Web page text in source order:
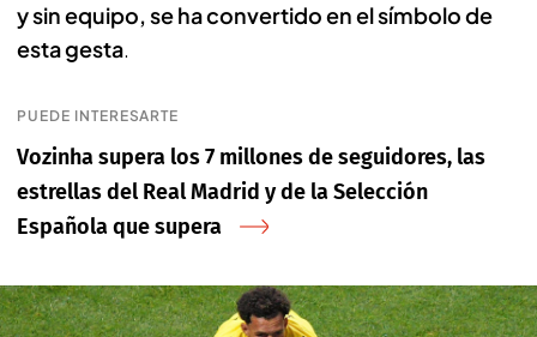
y sin equipo, se ha convertido en el símbolo de
esta gesta.
PUEDE INTERESARTE
Vozinha supera los 7 millones de seguidores, las
estrellas del Real Madrid y de la Selección
Española que supera